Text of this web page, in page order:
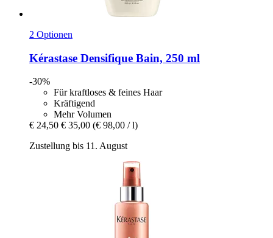
2 Optionen
Kérastase Densifique Bain, 250 ml
-30%
Für kraftloses & feines Haar
Kräftigend
Mehr Volumen
€ 24,50 € 35,00 (€ 98,00 / l)
Zustellung bis 11. August